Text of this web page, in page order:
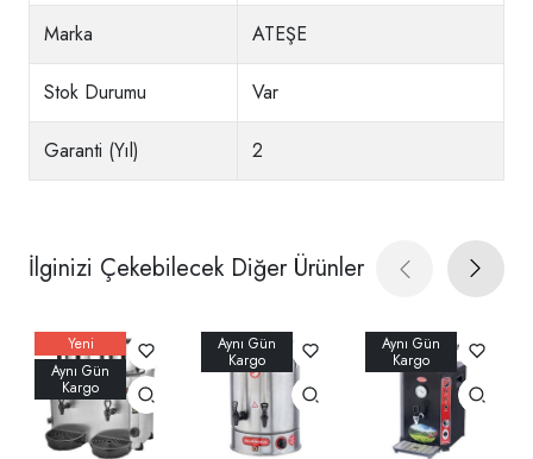
Marka ATEŞE
Stok Durumu Var
Garanti (Yıl) 2
İlginizi Çekebilecek Diğer Ürünler